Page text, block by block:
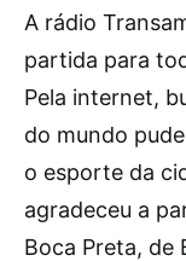
A rádio
partida para
Pela internet,
do mundo
o esporte da
agradeceu a
Boca Preta, de